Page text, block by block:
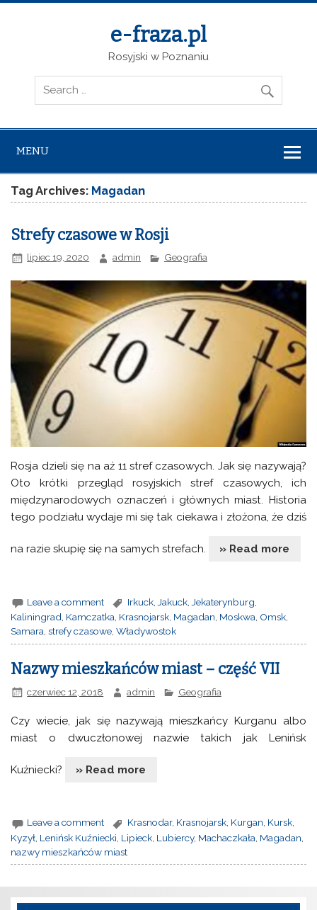
e-fraza.pl
Rosyjski w Poznaniu
MENU
Tag Archives: Magadan
Strefy czasowe w Rosji
lipiec 19, 2020 admin Geografia
Rosja dzieli się na aż 11 stref czasowych. Jak się nazywają?
Oto krótki przegląd rosyjskich stref czasowych, ich
międzynarodowych oznaczeń i głównych miast. Historia
tego podziału wydaje mi się tak ciekawa i złożona, że dziś
na razie skupię się na samych strefach. » Read more
Leave a comment Irkuck Jakuck Jekaterynburg
Kaliningrad Kamczatka Krasnojarsk Magadan Moskwa Omsk
Samara ,strefy czasowe ,Władywostok
Nazwy mieszkańców miast – część VII
czerwiec 12, 2018 admin Geografia
Czy wiecie, jak się nazywają mieszkańcy Kurganu albo
miast o dwuczłonowej nazwie takich jak Lenińsk
Kuźniecki? » Read more
Leave a comment Krasnodar, Krasnojarsk, Kurgan, Kursk,
Kyzył Lenińsk Kuźniecki Lipieck Lubiercy, Machaczkała Magadan
nazwy mieszkańców miast